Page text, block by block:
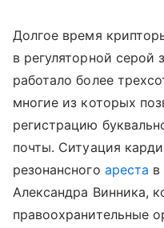
Долгое время
в регуляторной серой
работало более
многие из которых
регистрацию
почты. Ситуация
резонансного ареста в
Александра Винника,
правоохранительные